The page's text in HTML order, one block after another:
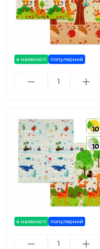
в наявності популярний
10
10
в наявності популярний